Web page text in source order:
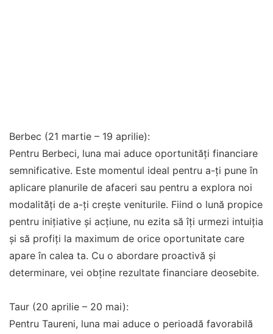
Berbec (21 martie – 19 aprilie):
Pentru Berbeci, luna mai aduce oportunități financiare
semnificative. Este momentul ideal pentru a-ți pune în
aplicare planurile de afaceri sau pentru a explora noi
modalități de a-ți crește veniturile. Fiind o lună propice
pentru inițiative și acțiune, nu ezita să îți urmezi intuiția
și să profiți la maximum de orice oportunitate care
apare în calea ta. Cu o abordare proactivă și
determinare, vei obține rezultate financiare deosebite.
Taur (20 aprilie – 20 mai):
Pentru Taureni, luna mai aduce o perioadă favorabilă